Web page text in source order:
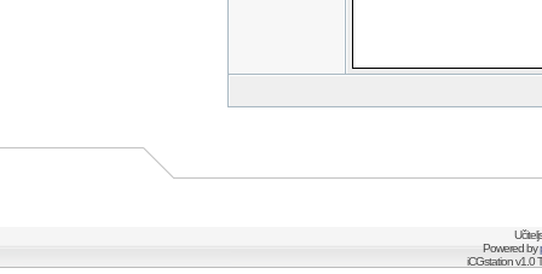
Powered by
iCGstation v1.0